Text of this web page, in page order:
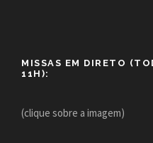
MISSAS EM DIRETO
11H):
(clique sobre a imagem)